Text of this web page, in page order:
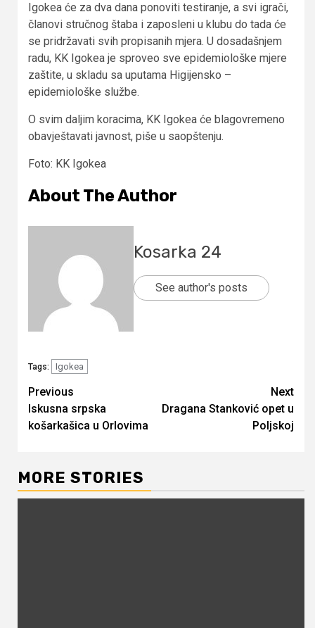
Igokea će za dva dana ponoviti testiranje, a svi igrači,
članovi stručnog štaba i zaposleni u klubu do tada će
se pridržavati svih propisanih mjera. U dosadašnjem
radu, KK Igokea je sproveo sve epidemiološke mjere
zaštite, u skladu sa uputama Higijensko –
epidemiološke službe.
O svim daljim koracima, KK Igokea će blagovremeno
obavještavati javnost, piše u saopštenju.
Foto: KK Igokea
About The Author
Kosarka 24
See author's posts
Tags: Igokea
Continue
Reading
Previous
Iskusna srpska
košarkašica u Orlovima
Next
Dragana Stanković opet u
Poljskoj
MORE STORIES